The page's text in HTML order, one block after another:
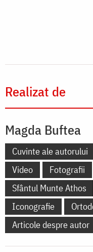
Realizat de
Magda Buftea
Cuvinte ale autorului
Video
Fotografii
Sfântul Munte Athos
Iconografie
Articole despre autor